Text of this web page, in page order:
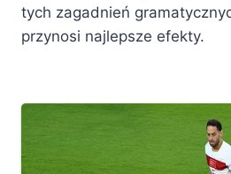
tych zagadnień
przynosi najlepsze efekty.